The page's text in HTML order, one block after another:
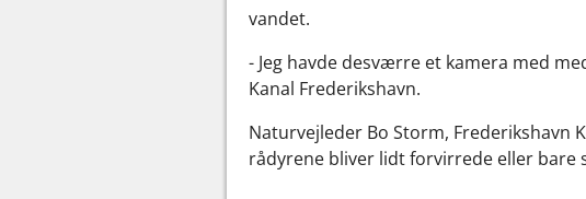
vandet.
- Jeg havde desværre et kamera med
Kanal Frederikshavn.
Naturvejleder Bo Storm, Frederikshavn
rådyrene bliver lidt forvirrede eller